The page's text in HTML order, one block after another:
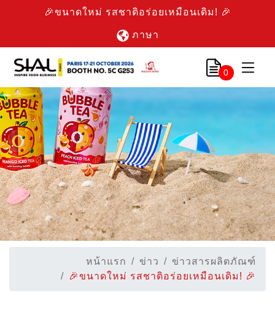
🎉ขนาดใหม่ รสชาติอร่อยเหมือนเดิม! 🎉
ภาษา
0
หน้าแรก ข่าว
ข่าวสารผลิตภัณฑ์
🎉ขนาดใหม่ รสชาติอร่อยเหมือนเดิม! 🎉